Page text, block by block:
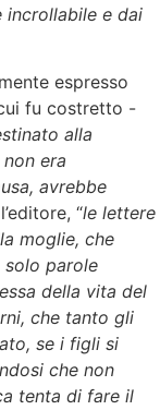
incrollabile e dai
espresso
fu costretto -
alla
era
avrebbe
“le lettere
moglie, che
solo parole
della vita del
che tanto gli
se i figli si
che non
tenta di fare il